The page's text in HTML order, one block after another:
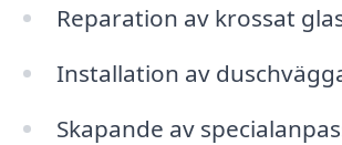
Reparation av krossat
Installation av
Skapande av